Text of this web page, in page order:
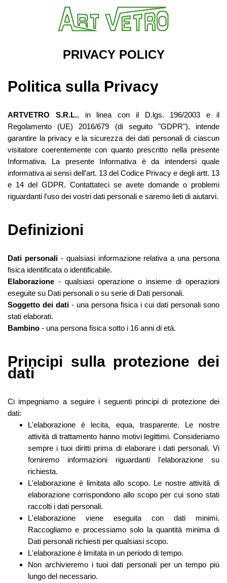
PRIVACY POLICY
Politica sulla Privacy
ARTVETRO S.R.L., in linea con il D.lgs. 196/2003 e il
Regolamento (UE) 2016/679 (di seguito "GDPR"), intende
garantire la privacy e la sicurezza dei dati personali di ciascun
visitatore coerentemente con quanto prescritto nella presente
Informativa. La presente Informativa è da intendersi quale
informativa ai sensi dell’art. 13 del Codice Privacy e degli artt. 13
e 14 del GDPR. Contattateci se avete domande o problemi
riguardanti l'uso dei vostri dati personali e saremo lieti di aiutarvi.
Definizioni
Dati personali- qualsiasi informazione relativa a una persona
fisica identificata o identificabile.
Elaborazione - qualsiasi operazione o insieme di operazioni
eseguite su Dati personali o su serie di Dati personali.
Soggetto dei dati - una persona fisica i cui dati personali sono
stati elaborati.
Bambino - una persona fisica sotto i 16 anni di età.
Principi sulla protezione dei
dati
Ci impegniamo a seguire i seguenti principi di protezione dei
dati:
L'elaborazione è lecita, equa, trasparente. Le nostre
attività di trattamento hanno motivi legittimi. Consideriamo
sempre i tuoi diritti prima di elaborare i dati personali. Vi
forniremo informazioni riguardanti l'elaborazione su
richiesta.
L'elaborazione è limitata allo scopo. Le nostre attività di
elaborazione corrispondono allo scopo per cui sono stati
raccolti i dati personali.
L'elaborazione viene eseguita con dati minimi.
Raccogliamo e processiamo solo la quantità minima di
Dati personali richiesti per qualsiasi scopo.
L'elaborazione è limitata in un periodo di tempo.
Non archivieremo i tuoi dati personali per un tempo più
lungo del necessario.